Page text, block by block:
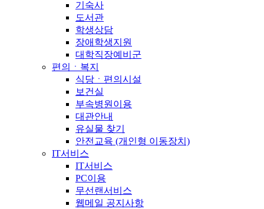
기숙사
도서관
학생상담
장애학생지원
대학직장예비군
편의ㆍ복지
식당ㆍ편의시설
보건실
부속병원이용
대관안내
유실물 찾기
안전교육 (개인형 이동장치)
IT서비스
IT서비스
PC이용
무선랜서비스
웹메일 공지사항